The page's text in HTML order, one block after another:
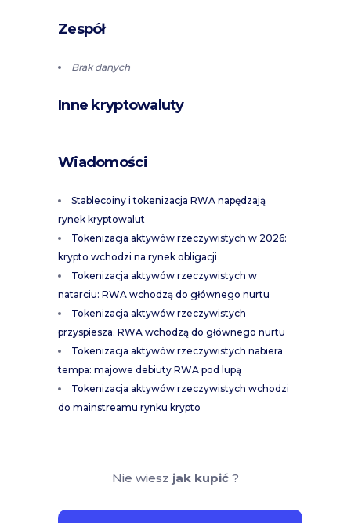
Zespół
Brak danych
Inne kryptowaluty
Wiadomości
Stablecoiny i tokenizacja RWA napędzają
rynek kryptowalut
Tokenizacja aktywów rzeczywistych w 2026:
krypto wchodzi na rynek obligacji
Tokenizacja aktywów rzeczywistych w
natarciu: RWA wchodzą do głównego nurtu
Tokenizacja aktywów rzeczywistych
przyspiesza. RWA wchodzą do głównego nurtu
Tokenizacja aktywów rzeczywistych nabiera
tempa: majowe debiuty RWA pod lupą
Tokenizacja aktywów rzeczywistych wchodzi
do mainstreamu rynku krypto
Nie wiesz jak kupić?